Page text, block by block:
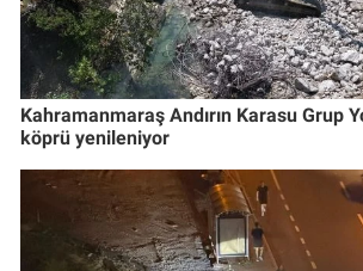
Kahramanmaraş Andırın Karasu Grup
köprü yenileniyor